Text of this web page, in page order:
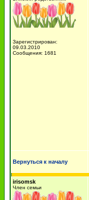
Зарегистрирован:
09.03.2010
Сообщения: 1681
Вернуться к началу
irisomsk
Член семьи